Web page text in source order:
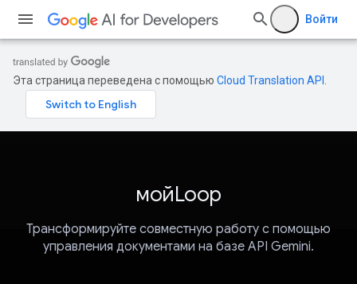
Войти
Эта страница переведена с помощью Cloud Translation API
мойLoop
Трансформируйте совместную работу с помощью
управления документами на базе API Gemini.